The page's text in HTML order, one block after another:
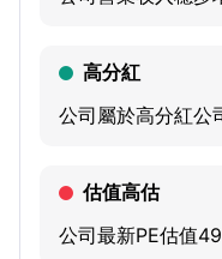
appliances, bare
serve various
education, financial
高分紅
公司屬於高分紅公
估值高估
公司最新PE估值